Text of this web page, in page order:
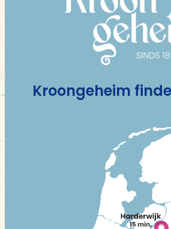
Kroongeheim